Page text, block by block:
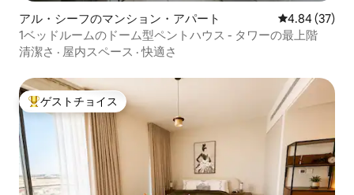
アル・シーフのマンション・アパート レビュー37
4.84 (37)
1ベッドルームのドーム型ペントハウス - タワーの最上階
清潔さ · 屋内スペース ·快適さ
大好評のゲストチョイスです。
ゲストチョイス